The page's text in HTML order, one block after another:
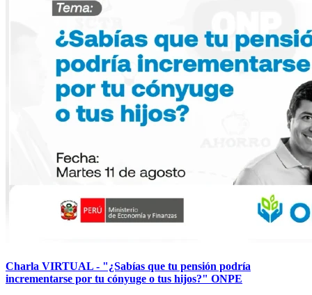
Charla VIRTUAL - "¿Sabías que tu pensión podría
incrementarse por tu cónyuge o tus hijos?" ONPE